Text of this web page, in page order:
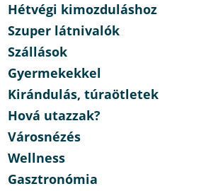
Hétvégi kimozduláshoz
Szuper látnivalók
Szállások
Gyermekekkel
Kirándulás, túraötletek
Hová utazzak?
Városnézés
Wellness
Gasztronómia